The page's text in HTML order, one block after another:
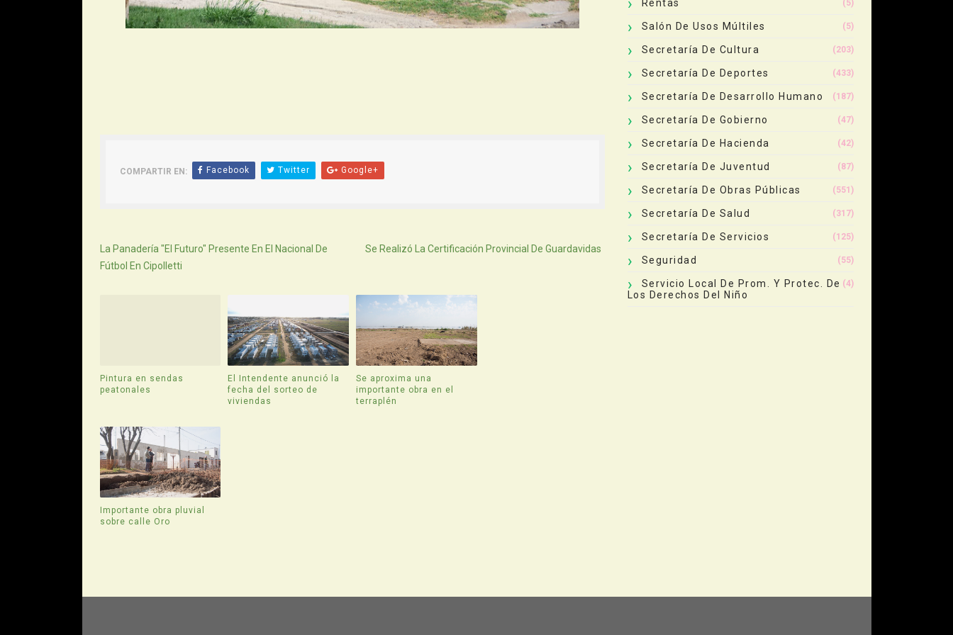
COMPARTIR EN: Facebook Twitter Google+
La Panadería "El Futuro" Presente En El Nacional De
Fútbol En Cipolletti
Se Realizó La Certificación Provincial De Guardavidas
Pintura en sendas
peatonales
El Intendente anunció la
fecha del sorteo de
viviendas
Se aproxima una
importante obra en el
terraplén
Importante obra pluvial
sobre calle Oro
Rentas (5)
Salón De Usos Múltiles (5)
Secretaría De Cultura (203)
Secretaría De Deportes (433)
Secretaría De Desarrollo Humano (187)
Secretaría De Gobierno (47)
Secretaría De Hacienda (42)
Secretaría De Juventud (87)
Secretaría De Obras Públicas (551)
Secretaría De Salud (317)
Secretaría De Servicios (125)
Seguridad (55)
Servicio Local De Prom. Y Protec. De
Los Derechos Del Niño
(4)